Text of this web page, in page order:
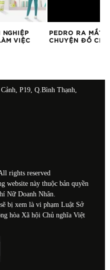
NGHIỆP
VIỆC
PEDRO RA MẮT
CHUYỆN ĐỒ
P19, Q.Bình Thạnh,
rights reserved
website này thuộc bản quyền
Nữ Doanh Nhân.
bị xem là vi phạm Luật Sở
hòa Xã hội Chủ nghĩa Việt